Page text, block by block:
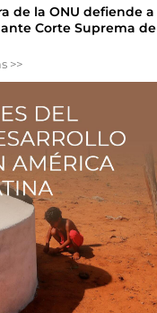
de la ONU defiende a
Corte Suprema de
>>